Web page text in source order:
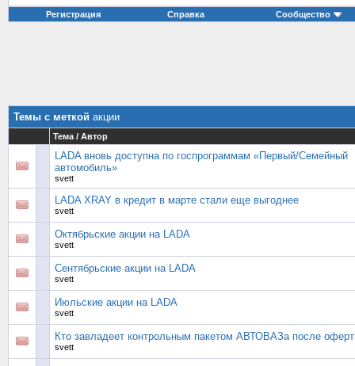
Регистрация Справка Сообщество
Темы с меткой акции
Тема / Автор
LADA вновь доступна по госпрограммам «Первый/Семейный
автомобиль»
svett
LADA XRAY в кредит в марте стали еще выгоднее
svett
Октябрьские акции на LADA
svett
Сентябрьские акции на LADA
svett
Июльские акции на LADA
svett
Кто завладеет контрольным пакетом АВТОВАЗа после
svett